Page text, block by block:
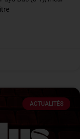
ACTUALITÉS